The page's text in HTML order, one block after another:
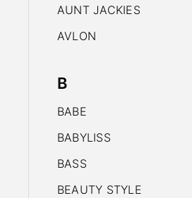
AUNT JACKIES
AVLON
B
BABE
BABYLISS
BASS
BEAUTY STYLE